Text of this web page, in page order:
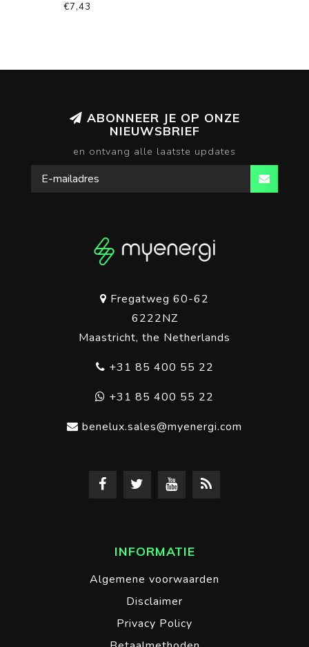
€7,43
ABONNEER JE OP ONZE
NIEUWSBRIEF
en ontvang alle laatste updates
Fregatweg 60-62
6222NZ
Maastricht, the Netherlands
+31 85 400 55 22
+31 85 400 55 22
benelux.sales@myenergi.com
INFORMATIE
Algemene voorwaarden
Disclaimer
Privacy Policy